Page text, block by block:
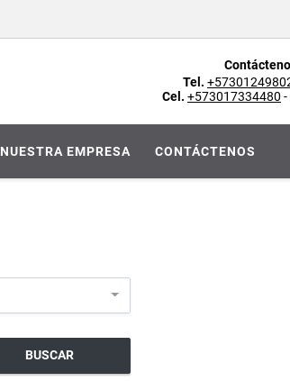
Tel.
Cel. +573017334480 -
NUESTRA EMPRESA CONTÁCTENOS
BUSCAR